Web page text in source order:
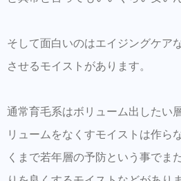
そして面白いのはエイジングケア
させるモイストがあります。
通常育毛系はボリューム出したい
リュームをなくすモイストは作ら
くまで若年層の予防という事でま